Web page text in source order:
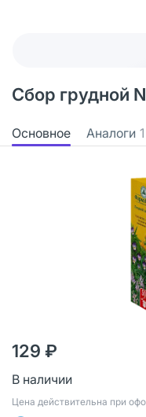
Сбор грудной
Основное Аналоги 1
129 ₽
В наличии
Цена действительна при